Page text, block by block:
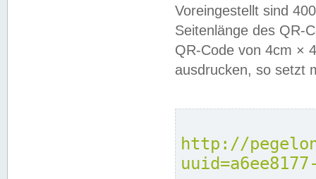
Voreingestellt sind
Seitenlänge des QR-
QR-Code von 4cm ×
ausdrucken, so setzt
http://